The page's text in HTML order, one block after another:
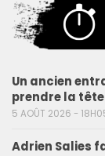
Un ancien
prendre la
5 AOÛT 2026 -
Adrien Salies